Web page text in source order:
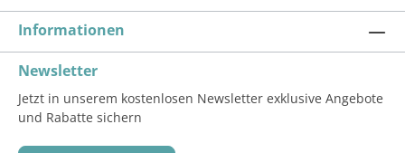
Informationen
Newsletter
Jetzt in unserem kostenlosen Newsletter exklusive Angebote
und Rabatte sichern